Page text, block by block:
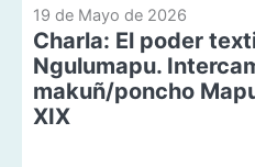
19 de Mayo de 2026
Charla: El poder
Ngulumapu.
makuñ/poncho
XIX